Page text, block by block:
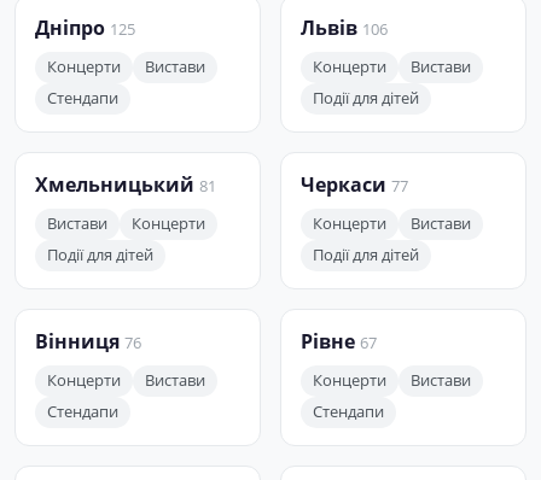
Дніпро 125
Концерти
Вистави
Стендапи
Львів 106
Концерти
Вистави
Події для дітей
Хмельницький 81
Вистави
Концерти
Події для дітей
Черкаси 77
Концерти
Вистави
Події для дітей
Вінниця 76
Концерти
Вистави
Стендапи
Рівне 67
Концерти
Вистави
Стендапи